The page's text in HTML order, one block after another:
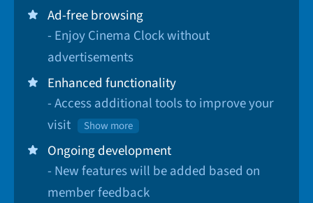
Ad-free browsing
- Enjoy Cinema Clock without
advertisements
Enhanced functionality
- Access additional tools to improve your
visit
Show more
Ongoing development
- New features will be added based on
member feedback